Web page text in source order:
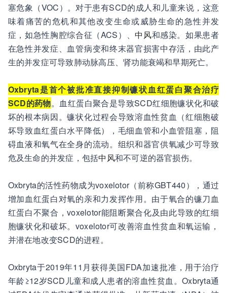
塞危象（VOC）。对于患有SCD的成人和儿童来说，这意
味着痛苦的危机和其他改变生命或威胁生命的急性并发
症，如急性胸腔综合征（ACS）、中风和感染。如果患者
在急性并发症、血管病变和终末器官损害中存活，由此产
生的并发症可导致肺动脉高压、肾功能衰竭和早期死亡。
Oxbryta是首个被批准直接抑制镰状血红蛋白聚合治疗
SCD的药物。血红蛋白聚合是导致SCD红细胞镰状化和破
坏的根本病因。镰状化过程会导致溶血性贫血（红细胞破
坏导致血红蛋白水平降低），毛细血管和小血管阻塞，阻
碍血液和氧气在全身的流动。组织和器官供氧减少可导致
危及生命的并发症，包括中风和不可逆的器官损伤。
Oxbryta的活性药物成为voxelotor（前称GBT440），通过
增加血红蛋白对氧的亲和力发挥作用。由于氧合的镰刀血
红蛋白不聚合，voxelotor能阻断聚合化及由此导致的红细
胞镰状化和破坏。voxelotor可改善溶血性贫血和氧运输，
并潜在地改变SCD的进程。
Oxbryta于2019年11月获得美国FDA加速批准，用于治疗
年龄≥12岁SCD儿童和成人患者的溶血性贫血。Oxbryta通